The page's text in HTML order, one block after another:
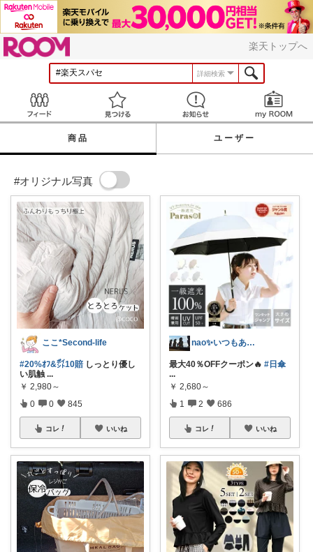
楽天トップへ
詳細検索
見つける お知らせ
商品 ユーザー
#オリジナル写真
ここ*Second-life
#20%ｵﾌ&㌽10賠 しっとり優し
い肌触 ...
￥ 2,980～
0 0 845
コレ いいね
nao✨いつもありがとう😊
最大40％OFFクーポン🔥 #日傘
...
￥ 2,680～
1 2 686
コレ いいね